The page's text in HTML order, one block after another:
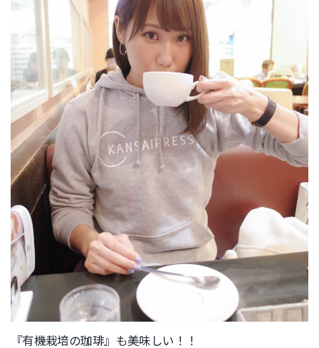
『有機栽培の珈琲』も美味しい！！